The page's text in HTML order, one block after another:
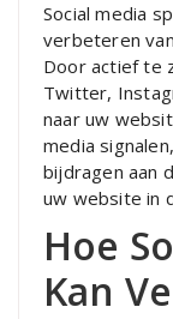
Social media
verbeteren
Door actief te
Twitter,
naar uw
media
bijdragen aan
uw website in
Hoe
Kan